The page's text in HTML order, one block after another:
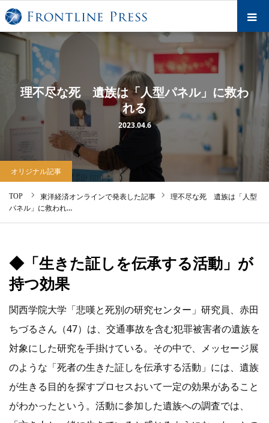
理不尽な死 遺族は「人型パネル」に救わ
れる
2023.04.6
オリジナル記事
東洋経済オンラインで発表した記事
理不尽な死 遺族は「人型
パネル」に救われ…
◆「生きた証しを伝承する活動」が
持つ効果
関西学院大学「悲嘆と死別の研究センター」研究員、赤田
ちづるさん（47）は、交通事故を含む犯罪被害者の遺族を
対象にした研究を手掛けている。その中で、メッセージ展
のような「死者の生きた証しを伝承する活動」には、遺族
が生きる目的を探すプロセスおいて一定の効果があること
がわかったという。活動に参加した遺族への調査では、
オリジナル記事
おすすめニュース
調査報道アーカイブズ
HOW TO 調査報道
タグで探す
ご支援について